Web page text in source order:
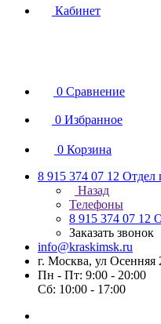
Кабинет
0 Сравнение
0 Избранное
0 Корзина
8 915 374 07 12 Отдел
Назад
Телефоны
8 915 374 07 12
Заказать звонок
info@kraskimsk.ru
г. Москва, ул Осенняя
Пн - Пт: 9:00 - 20:00
Сб: 10:00 - 17:00